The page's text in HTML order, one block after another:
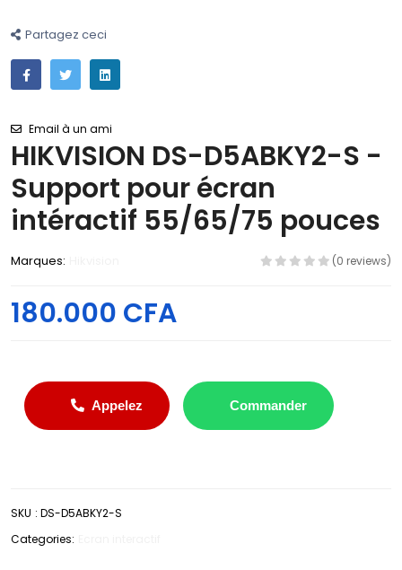
Partagez ceci
Email à un ami
HIKVISION DS-D5ABKY2-S -
Support pour écran
intéractif 55/65/75 pouces
Marques: (0 reviews)
180.000 CFA
Appelez Commander
SKU : DS-D5ABKY2-S
Categories: